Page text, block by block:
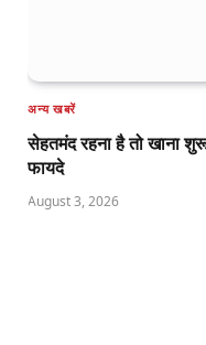
अन्य खबरें
सेहतमंद रहना है तो खाना
फायदे
August 3, 2026